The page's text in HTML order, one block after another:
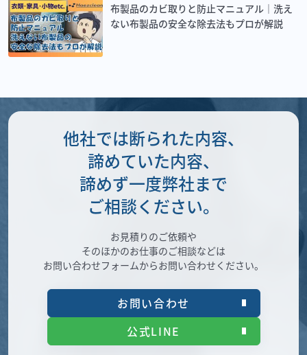
布製品のカビ取りと防止マニュアル｜洗え
ない布製品の安全な除去法もプロが解説
他社では断られた内容、
諦めていた内容、
諦めず一度弊社まで
ご相談ください。
お見積りのご依頼や
そのほかのお仕事のご相談などは
お問い合わせフォームからお問い合わせください。
お問い合わせ
公式LINE